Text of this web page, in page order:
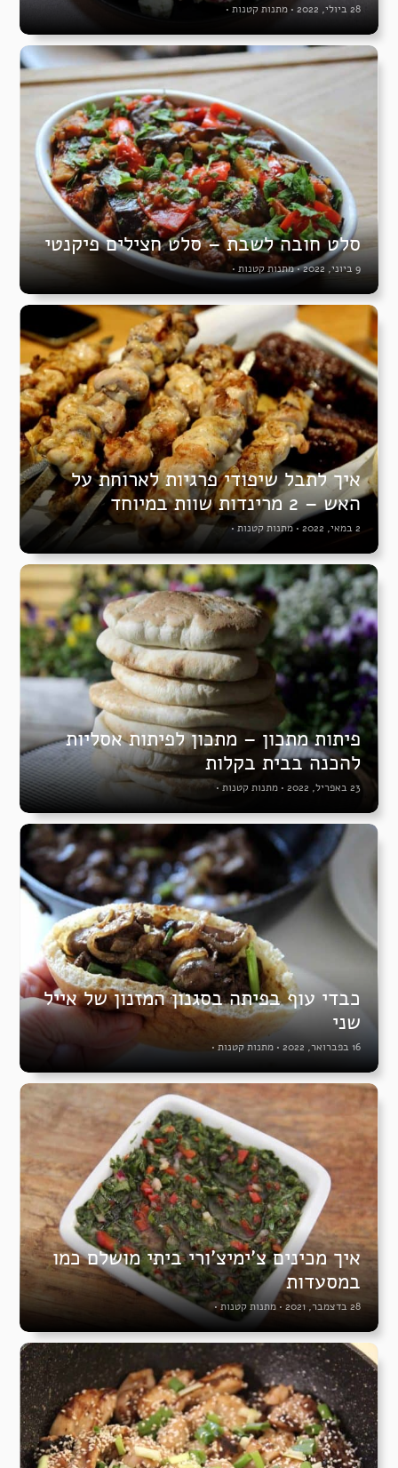
28 ביולי, 2022 • מתנות קטנות •
סלט חובה לשבת – סלט חצילים פיקנטי
9 ביוני, 2022 •מתנות קטנות •
איך לתבל שיפודי פרגיות לארוחת על
האש – 2 מרינדות שוות במיוחד
2 במאי, 2022 •מתנות קטנות •
פיתות מתכון – מתכון לפיתות אסליות
להכנה בבית בקלות
23 באפריל, 2022 • מתנות קטנות •
כבדי עוף בפיתה בסגנון המזנון של אייל
שני
16 בפברואר, 2022 • מתנות קטנות •
איך מכינים צ’ימיצ’ורי ביתי מושלם כמו
במסעדות
28 בדצמבר, 2021 •מתנות קטנות •